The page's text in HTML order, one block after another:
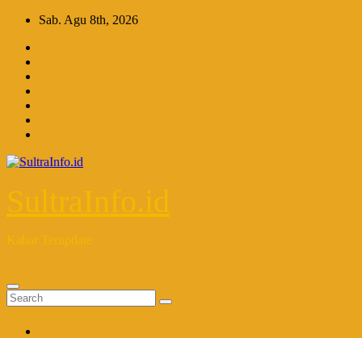
Skip
content
Sab. Agu 8th, 2026
SultraInfo.id
Kabar Terupdate